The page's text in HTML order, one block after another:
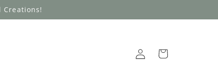
Creations!
Inloggen
Winkelwagen